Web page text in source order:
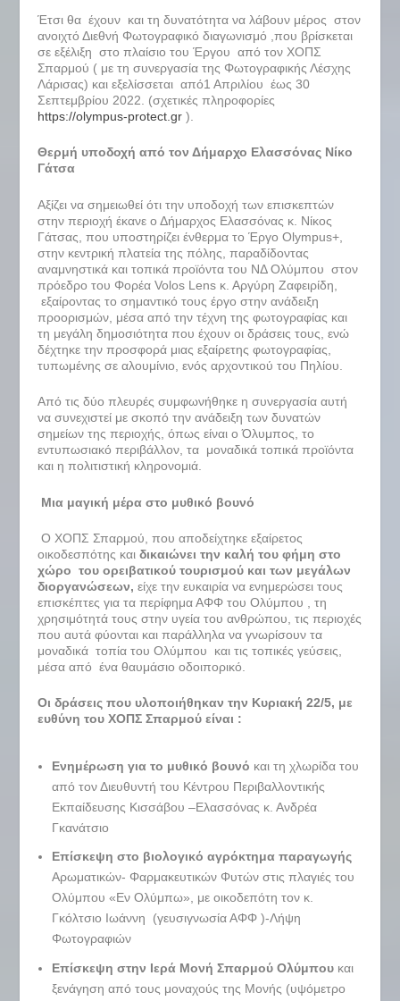
Έτσι θα έχουν και τη δυνατότητα να λάβουν μέρος στον
ανοιχτό Διεθνή Φωτογραφικό διαγωνισμό ,που βρίσκεται
σε εξέλιξη στο πλαίσιο του Έργου από τον ΧΟΠΣ
Σπαρμού ( με τη συνεργασία της Φωτογραφικής Λέσχης
Λάρισας) και εξελίσσεται από1 Απριλίου έως 30
Σεπτεμβρίου 2022. (σχετικές πληροφορίες
https://olympus-protect.gr ).
Θερμή υποδοχή από τον Δήμαρχο Ελασσόνας Νίκο
Γάτσα
Αξίζει να σημειωθεί ότι την υποδοχή των επισκεπτών
στην περιοχή έκανε ο Δήμαρχος Ελασσόνας κ. Νίκος
Γάτσας, που υποστηρίζει ένθερμα το Έργο Olympus+,
στην κεντρική πλατεία της πόλης, παραδίδοντας
αναμνηστικά και τοπικά προϊόντα του ΝΔ Ολύμπου στον
πρόεδρο του Φορέα Volos Lens κ. Αργύρη Ζαφειρίδη,
εξαίροντας το σημαντικό τους έργο στην ανάδειξη
προορισμών, μέσα από την τέχνη της φωτογραφίας και
τη μεγάλη δημοσιότητα που έχουν οι δράσεις τους, ενώ
δέχτηκε την προσφορά μιας εξαίρετης φωτογραφίας,
τυπωμένης σε αλουμίνιο, ενός αρχοντικού του Πηλίου.
Από τις δύο πλευρές συμφωνήθηκε η συνεργασία αυτή
να συνεχιστεί με σκοπό την ανάδειξη των δυνατών
σημείων της περιοχής, όπως είναι ο Όλυμπος, το
εντυπωσιακό περιβάλλον, τα μοναδικά τοπικά προϊόντα
και η πολιτιστική κληρονομιά.
Μια μαγική μέρα στο μυθικό βουνό
Ο ΧΟΠΣ Σπαρμού, που αποδείχτηκε εξαίρετος
οικοδεσπότης καιδικαιώνει την καλή του φήμη στο
χώρο του ορειβατικού τουρισμού και των μεγάλων
διοργανώσεων, είχε την ευκαιρία να ενημερώσει τους
επισκέπτες για τα περίφημα ΑΦΦ του Ολύμπου , τη
χρησιμότητά τους στην υγεία του ανθρώπου, τις περιοχές
που αυτά φύονται και παράλληλα να γνωρίσουν τα
μοναδικά τοπία του Ολύμπου και τις τοπικές γεύσεις,
μέσα από ένα θαυμάσιο οδοιπορικό.
Οι δράσεις που υλοποιήθηκαν την Κυριακή 22/5, με
ευθύνη του ΧΟΠΣ Σπαρμού είναι :
Ενημέρωση για το μυθικό βουνό και τη χλωρίδα του
από τον Διευθυντή του Κέντρου Περιβαλλοντικής
Εκπαίδευσης Κισσάβου –Ελασσόνας κ. Ανδρέα
Γκανάτσιο
Επίσκεψη στο βιολογικό αγρόκτημα παραγωγής
Αρωματικών- Φαρμακευτικών Φυτών στις πλαγιές του
Ολύμπου «Εν Ολύμπω», με οικοδεπότη τον κ.
Γκόλτσιο Ιωάννη (γευσιγνωσία ΑΦΦ )-Λήψη
Φωτογραφιών
Επίσκεψη στην Ιερά Μονή Σπαρμού Ολύμπου και
ξενάγηση από τους μοναχούς της Μονής (υψόμετρο